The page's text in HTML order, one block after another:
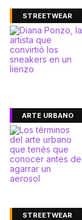
STREETWEAR
ARTE URBANO
STREETWEAR